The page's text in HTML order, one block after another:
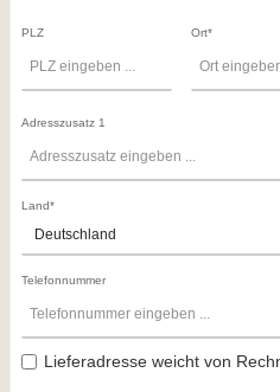
PLZ Ort*
Adresszusatz 1
Land*
Telefonnummer
Lieferadresse weicht von